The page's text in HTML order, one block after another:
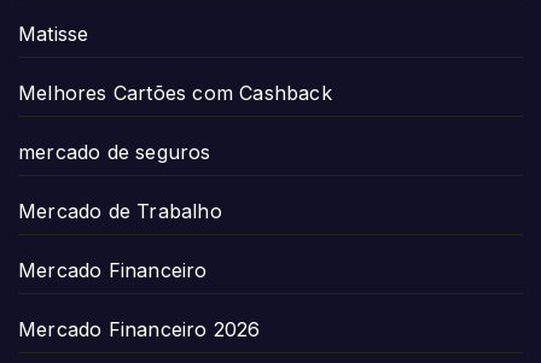
Matisse
Melhores Cartões com Cashback
mercado de seguros
Mercado de Trabalho
Mercado Financeiro
Mercado Financeiro 2026